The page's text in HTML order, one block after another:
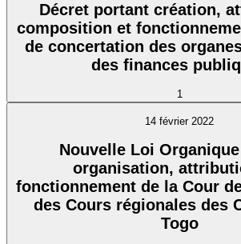
Décret portant création,
composition et
de concertation des
des finances
1
14 février 2022
Nouvelle Loi
organisation,
fonctionnement de la Cour
des Cours régionales des
Togo